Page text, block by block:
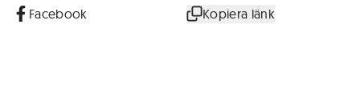
Facebook Kopiera länk